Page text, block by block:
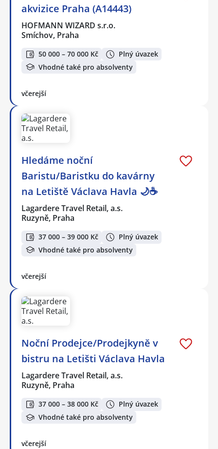
akvizice Praha (A14443)
HOFMANN WIZARD s.r.o.
Smíchov, Praha
50 000 – 70 000 Kč
Plný úvazek
Vhodné také pro absolventy
včerejší
Hledáme noční
Baristu/Baristku do kavárny
na Letiště Václava Havla 🌙☕
Lagardere Travel Retail, a.s.
Ruzyně, Praha
37 000 – 39 000 Kč
Plný úvazek
Vhodné také pro absolventy
včerejší
Noční Prodejce/Prodejkyně v
bistru na Letišti Václava Havla
Lagardere Travel Retail, a.s.
Ruzyně, Praha
37 000 – 38 000 Kč
Plný úvazek
Vhodné také pro absolventy
včerejší